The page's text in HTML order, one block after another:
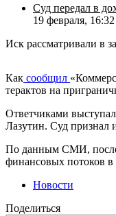
Суд передал в
19 февраля, 16:32
Иск рассматривали в
Как сообщил
терактов на
Ответчиками
Лазутин. Суд признал
По данным СМИ, после
финансовых потоков в
Новости
Поделиться